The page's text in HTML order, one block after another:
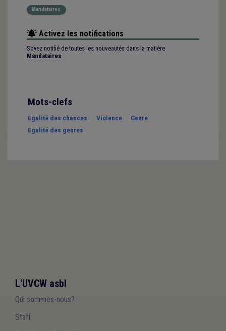
Mandataires
Activez les notifications
Soyez notifié de toutes les nouveautés dans la matière
Mandataires
Mots-clefs
Égalité des chances Violence
Genre
Égalité des genres
L'UVCW asbl
Qui sommes-nous?
Staff